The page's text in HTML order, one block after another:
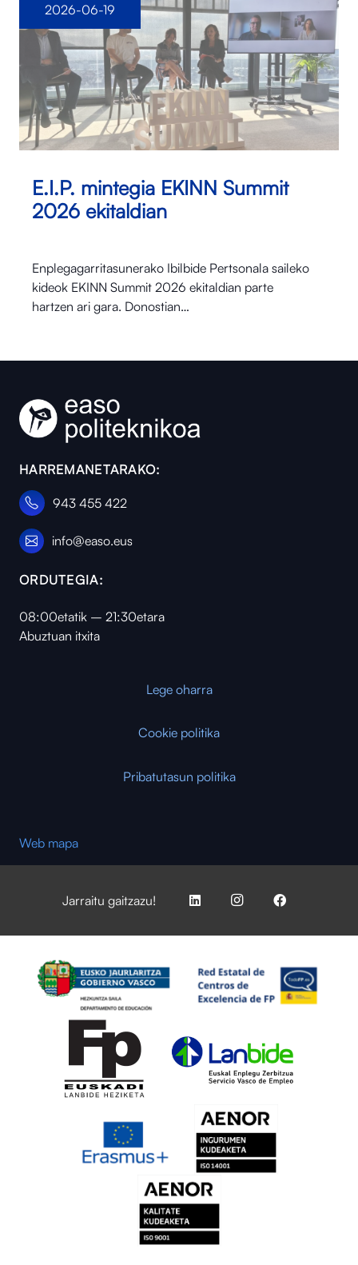
E.I.P. mintegia EKINN Summit
2026 ekitaldian
Enplegagarritasunerako Ibilbide Pertsonala saileko
kideok EKINN Summit 2026 ekitaldian parte
hartzen ari gara. Donostian…
2026-06-19
HARREMANETARAKO:
943 455 422
info@easo.eus
ORDUTEGIA:
08:00etatik – 21:30etara
Abuztuan itxita
Lege oharra
Cookie politika
Pribatutasun politika
Web mapa
Jarraitu gaitzazu!